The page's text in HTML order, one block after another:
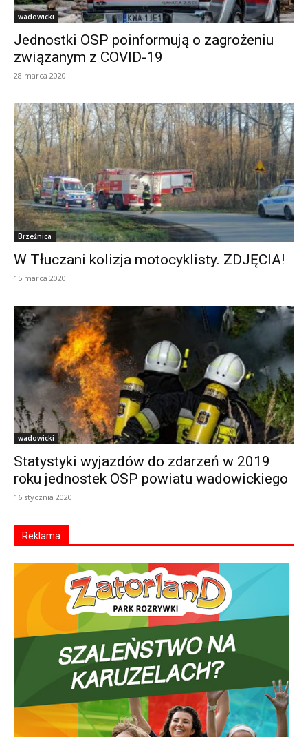
wadowicki
Jednostki OSP poinformują o zagrożeniu
związanym z COVID-19
28 marca 2020
Brzeźnica
W Tłuczani kolizja motocyklisty. ZDJĘCIA!
15 marca 2020
wadowicki
Statystyki wyjazdów do zdarzeń w 2019
roku jednostek OSP powiatu wadowickiego
16 stycznia 2020
Reklama